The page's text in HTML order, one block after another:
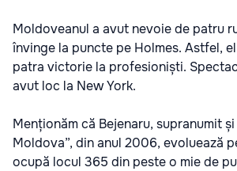
Moldoveanul a avut nevoie de patru
învinge la puncte pe Holmes. Astfel,
patra victorie la profesioniști.
avut loc la New York.
Menționăm că Bejenaru, supranumit
Moldova”, din anul 2006, evoluează
ocupă locul 365 din peste o mie de